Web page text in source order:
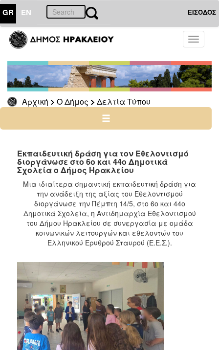
GR EN ΕΙΣΟΔΟΣ
Toggle
Αρχική Ο Δήμος Δελτία Τύπου
ΔΗΜΟΣ
Δελτία
Τύπου
Αρχείο
ΠΟΛΙΤΙΣΜΟΣ
ΑΝΘΕΚΤΙΚΗ
Εκπαιδευτική δράση για τον Εθελοντισμό
διοργάνωσε στο 6ο και 44ο Δημοτικά
Σχολεία ο Δήμος Ηρακλείου ​
Μια ιδιαίτερα σημαντική εκπαιδευτική δράση για
την ανάδειξη της αξίας του Εθελοντισμού
διοργάνωσε την Πέμπτη 14/5, στο 6ο και 44ο
Δημοτικά Σχολεία, η Αντιδημαρχία Εθελοντισμού
του Δήμου Ηρακλείου σε συνεργασία με ομάδα
κοινωνικών λειτουργών και εθελοντών του
Ελληνικού Ερυθρού Σταυρού (Ε.Ε.Σ.).